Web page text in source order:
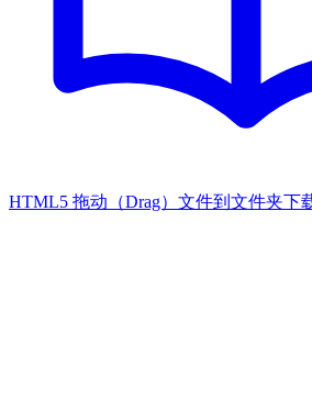
HTML5 拖动（Drag）文件到文件夹下